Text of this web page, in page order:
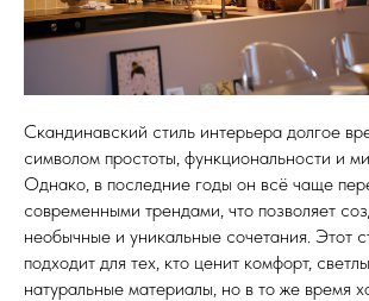
Скандинавский стиль интерьера долгое
символом простоты, функциональности и
Однако, в последние годы он всё чаще
современными трендами, что позволяет
необычные и уникальные сочетания. Этот
подходит для тех, кто ценит комфорт,
натуральные материалы, но в то же время